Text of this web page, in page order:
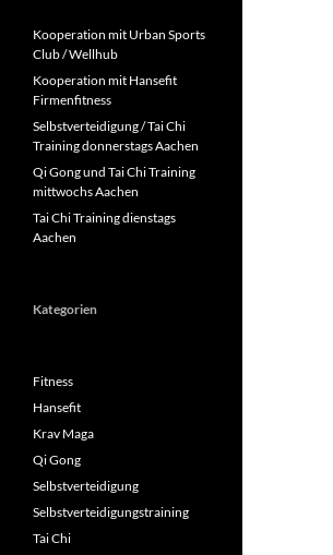
Kooperation mit Urban Sports
Club / Wellhub
Kooperation mit Hansefit
Firmenfitness
Selbstverteidigung / Tai Chi
Training donnerstags Aachen
Qi Gong und Tai Chi Training
mittwochs Aachen
Tai Chi Training dienstags
Aachen
Kategorien
Fitness
Hansefit
Krav Maga
Qi Gong
Selbstverteidigung
Selbstverteidigungstraining
Tai Chi